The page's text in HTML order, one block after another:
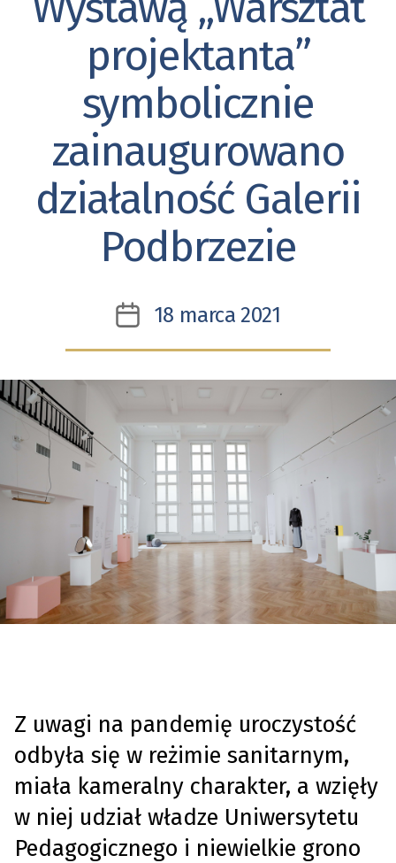
projektanta”
symbolicznie
zainaugurowano
działalność Galerii
Podbrzezie
Data
wpisu
18 marca 2021
Z uwagi na pandemię uroczystość
odbyła się w reżimie sanitarnym,
miała kameralny charakter, a wzięły
w niej udział władze Uniwersytetu
Pedagogicznego i niewielkie grono